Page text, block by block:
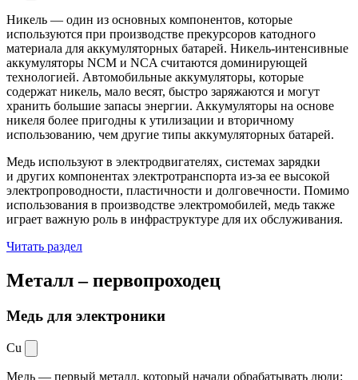
Никель — один из основных компонентов, которые
используются при производстве прекурсоров катодного
материала для аккумуляторных батарей. Никель-интенсивные
аккумуляторы NCM и NCA считаются доминирующей
технологией. Автомобильные аккумуляторы, которые
содержат никель, мало весят, быстро заряжаются и могут
хранить большие запасы энергии. Аккумуляторы на основе
никеля более пригодны к утилизации и вторичному
использованию, чем другие типы аккумуляторных батарей.
Медь используют в электродвигателях, системах зарядки
и других компонентах электротранспорта из-за ее высокой
электропроводности, пластичности и долговечности. Помимо
использования в производстве электромобилей, медь также
играет важную роль в инфраструктуре для их обслуживания.
Читать раздел
Металл –первопроходец
Медь для электроники
Cu
Медь — первый металл, который начали обрабатывать люди: